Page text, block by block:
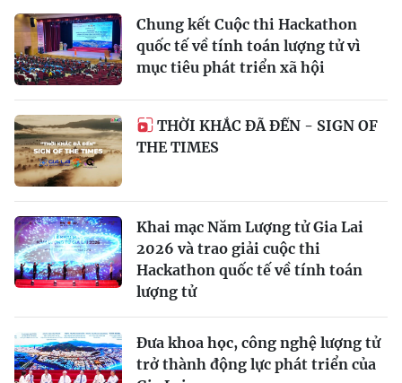
Chung kết Cuộc thi Hackathon
quốc tế về tính toán lượng tử vì
mục tiêu phát triển xã hội
THỜI KHẮC ĐÃ ĐẾN - SIGN OF
THE TIMES
Khai mạc Năm Lượng tử Gia Lai
2026 và trao giải cuộc thi
Hackathon quốc tế về tính toán
lượng tử
Đưa khoa học, công nghệ lượng tử
trở thành động lực phát triển của